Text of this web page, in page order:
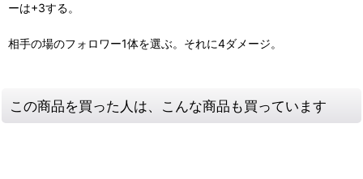
ーは+3する。
相手の場のフォロワー1体を選ぶ。それに4ダメージ。
この商品を買った人は、こんな商品も買っています